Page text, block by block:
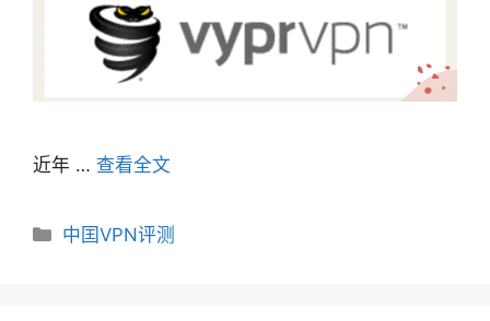
近年 … 查看全文
分
中囯VPN评测